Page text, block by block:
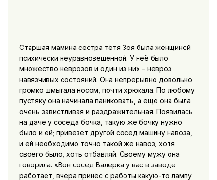
Старшая мамина сестра тётя Зоя была женщиной
психически неуравновешенной. У неё было
множество неврозов и один из них – невроз
навязчивых состояний. Она непрерывно довольно
громко шмыгала носом, почти хрюкала. По любому
пустяку она начинала паниковать, а еще она была
очень завистливая и раздражительная. Появилась
на даче у соседа бочка, такую же бочку нужно
было и ей; привезет другой сосед машину навоза,
и ей необходимо точно такой же навоз, хотя
своего было, хоть отбавляй. Своему мужу она
говорила: «Вон сосед Валерка у вас в заводе
работает, вчера принёс с работы какую-то лампу